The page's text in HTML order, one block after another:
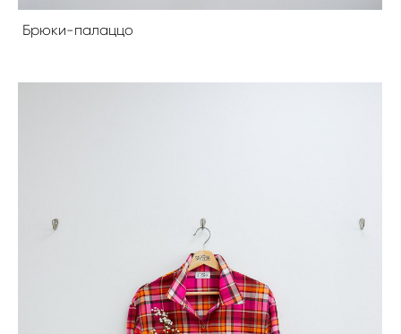
Брюки-палаццо